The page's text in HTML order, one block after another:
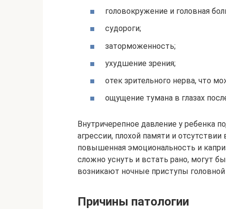
головокружение и головная
судороги;
заторможенность;
ухудшение зрения;
отек зрительного нерва, что
ощущение тумана в глазах
Внутричерепное давление у ребенка
агрессии, плохой памяти и
повышенная эмоциональность и
сложно уснуть и встать рано, могут
возникают ночные приступы головной
Причины патологии